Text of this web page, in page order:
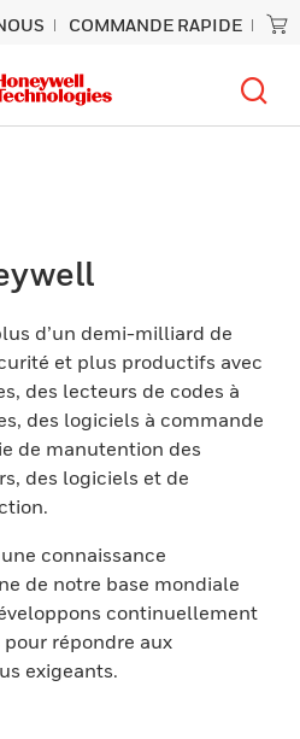
COMMANDE RAPIDE
d’un demi-milliard de
et plus productifs avec
des lecteurs de codes à
des logiciels à commande
de manutention des
des logiciels et de
connaissance
de notre base mondiale
continuellement
répondre aux
exigeants.